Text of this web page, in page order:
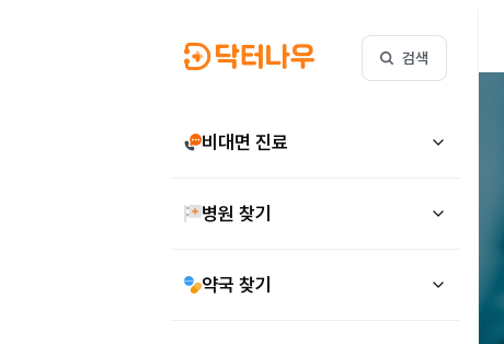
검색
비대면 진료
병원 찾기
약국 찾기